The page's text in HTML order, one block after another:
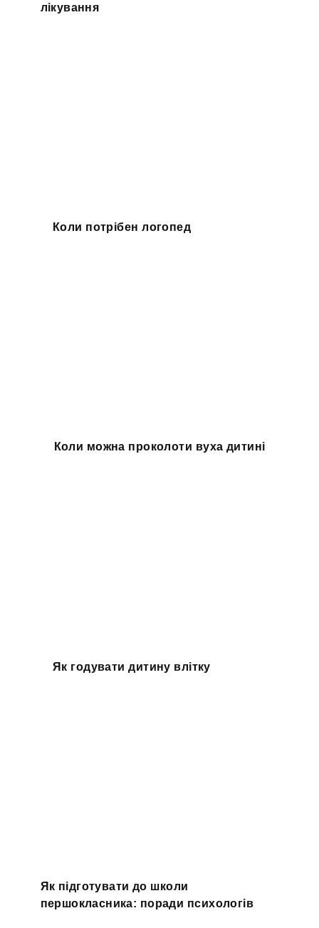
лікування
Коли потрібен логопед
Коли можна проколоти вуха дитині
Як годувати дитину влітку
Як підготувати до школи
першокласника: поради психологів